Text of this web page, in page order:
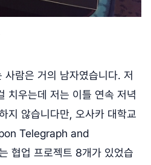
람은 거의 남자였습니다. 저
치우는데 저는 이틀 연속 저녁
지 않습니다만, 오사카 대학교
Telegraph and
협업 프로젝트 8개가 있었습